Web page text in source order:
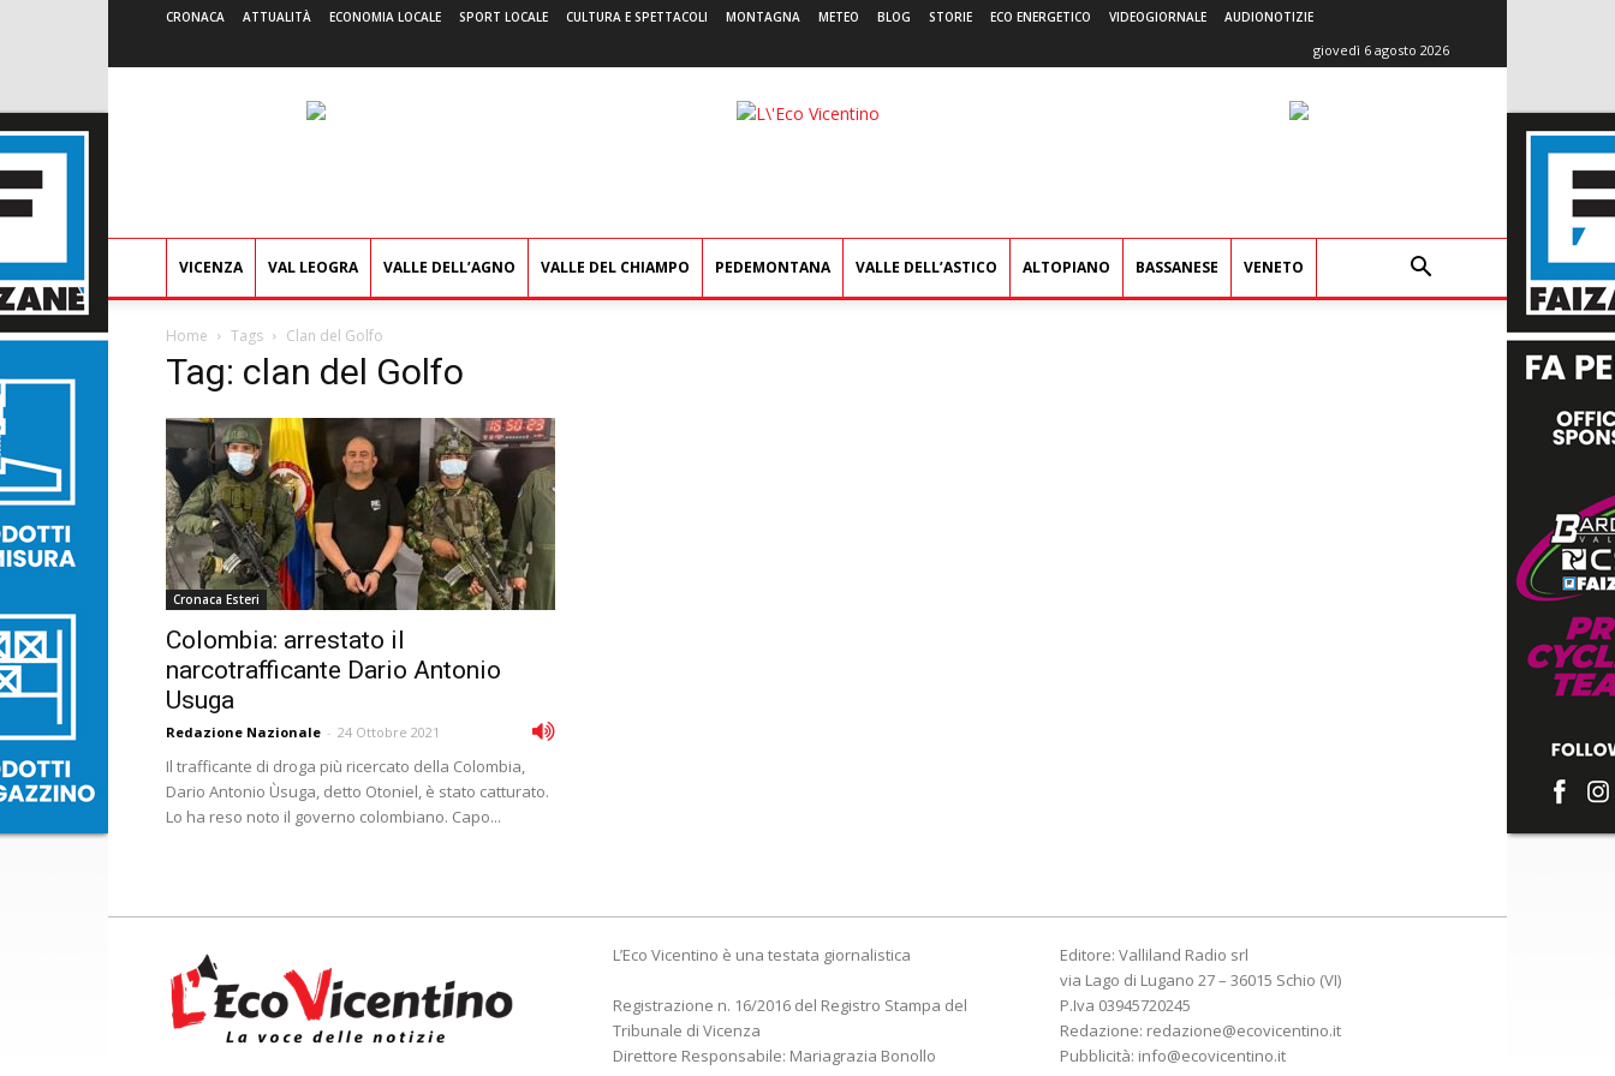
CRONACA ATTUALITÀ ECONOMIA LOCALE SPORT LOCALE CULTURA E SPETTACOLI MONTAGNA METEO BLOG STORIE ECO ENERGETICO VIDEOGIORNALE AUDIONOTIZIE
giovedì 6 agosto 2026
L'Eco
VICENZA VAL LEOGRA VALLE DELL’AGNO VALLE DEL CHIAMPO PEDEMONTANA VALLE DELL’ASTICO ALTOPIANO BASSANESE VENETO
Home Tags Clan del Golfo
Tag: clan del Golfo
Cronaca Esteri
Colombia: arrestato il
narcotrafficante Dario Antonio
Usuga
Redazione Nazionale - 24 Ottobre 2021
Il trafficante di droga più ricercato della Colombia,
Dario Antonio Ùsuga, detto Otoniel, è stato catturato.
Lo ha reso noto il governo colombiano. Capo...
L’Eco Vicentino è una testata giornalistica
Registrazione n. 16/2016 del Registro Stampa del
Tribunale di Vicenza
Direttore Responsabile: Mariagrazia Bonollo
Editore: Valliland Radio srl
via Lago di Lugano 27 – 36015 Schio (VI)
P.Iva 03945720245
Redazione: redazione@ecovicentino.it
Pubblicità: info@ecovicentino.it